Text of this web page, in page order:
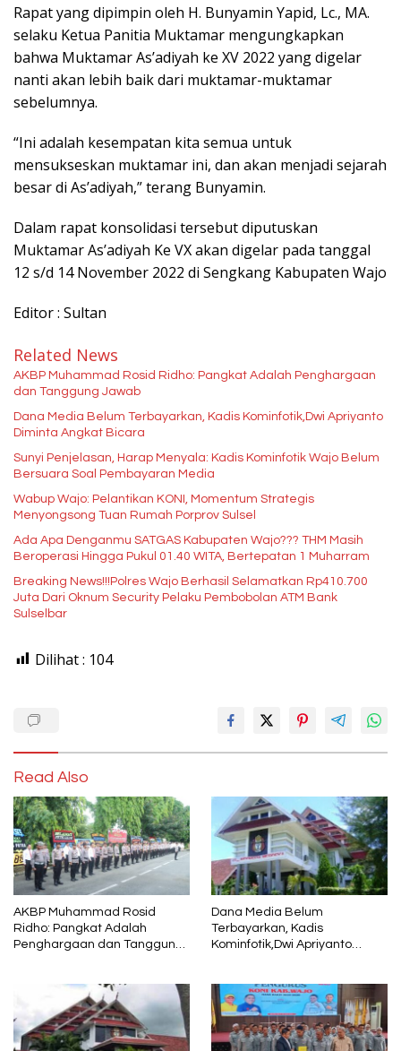
Rapat yang dipimpin oleh H. Bunyamin Yapid, Lc., MA.
selaku Ketua Panitia Muktamar mengungkapkan
bahwa Muktamar As’adiyah ke XV 2022 yang digelar
nanti akan lebih baik dari muktamar-muktamar
sebelumnya.
“Ini adalah kesempatan kita semua untuk
mensukseskan muktamar ini, dan akan menjadi sejarah
besar di As’adiyah,” terang Bunyamin.
Dalam rapat konsolidasi tersebut diputuskan
Muktamar As’adiyah Ke VX akan digelar pada tanggal
12 s/d 14 November 2022 di Sengkang Kabupaten Wajo
Editor : Sultan
Related News
AKBP Muhammad Rosid Ridho: Pangkat Adalah Penghargaan
dan Tanggung Jawab
Dana Media Belum Terbayarkan, Kadis Kominfotik,Dwi Apriyanto
Diminta Angkat Bicara
Sunyi Penjelasan, Harap Menyala: Kadis Kominfotik Wajo Belum
Bersuara Soal Pembayaran Media
Wabup Wajo: Pelantikan KONI, Momentum Strategis
Menyongsong Tuan Rumah Porprov Sulsel
Ada Apa Denganmu SATGAS Kabupaten Wajo??? THM Masih
Beroperasi Hingga Pukul 01.40 WITA, Bertepatan 1 Muharram
Breaking News!!!Polres Wajo Berhasil Selamatkan Rp410.700
Juta Dari Oknum Security Pelaku Pembobolan ATM Bank
Sulselbar
Dilihat : 104
Read Also
AKBP Muhammad Rosid
Ridho: Pangkat Adalah
Penghargaan dan Tanggung
Dana Media Belum
Terbayarkan, Kadis
Kominfotik,Dwi Apriyanto